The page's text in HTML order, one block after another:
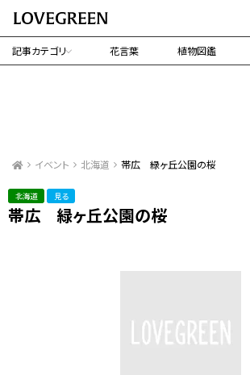
記事カテゴリ 花言葉 植物図鑑
イベント 北海道 帯広 緑ヶ丘公園の桜
北海道 見る
帯広 緑ヶ丘公園の桜